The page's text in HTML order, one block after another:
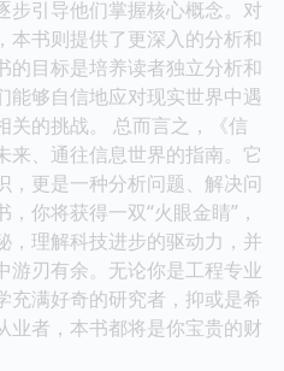
步引导他们掌握核心概念。对
本书则提供了更深入的分析和
的目标是培养读者独立分析和
能够自信地应对现实世界中遇
关的挑战。 总而言之，《信
来、通往信息世界的指南。它
，更是一种分析问题、解决问
你将获得一双“火眼金睛”，
，理解科技进步的驱动力，并
游刃有余。无论你是工程专业
充满好奇的研究者，抑或是希
业者，本书都将是你宝贵的财